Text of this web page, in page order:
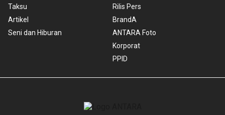
Taksu
Artikel
Seni dan Hiburan
Rilis Pers
BrandA
ANTARA Foto
Korporat
PPID